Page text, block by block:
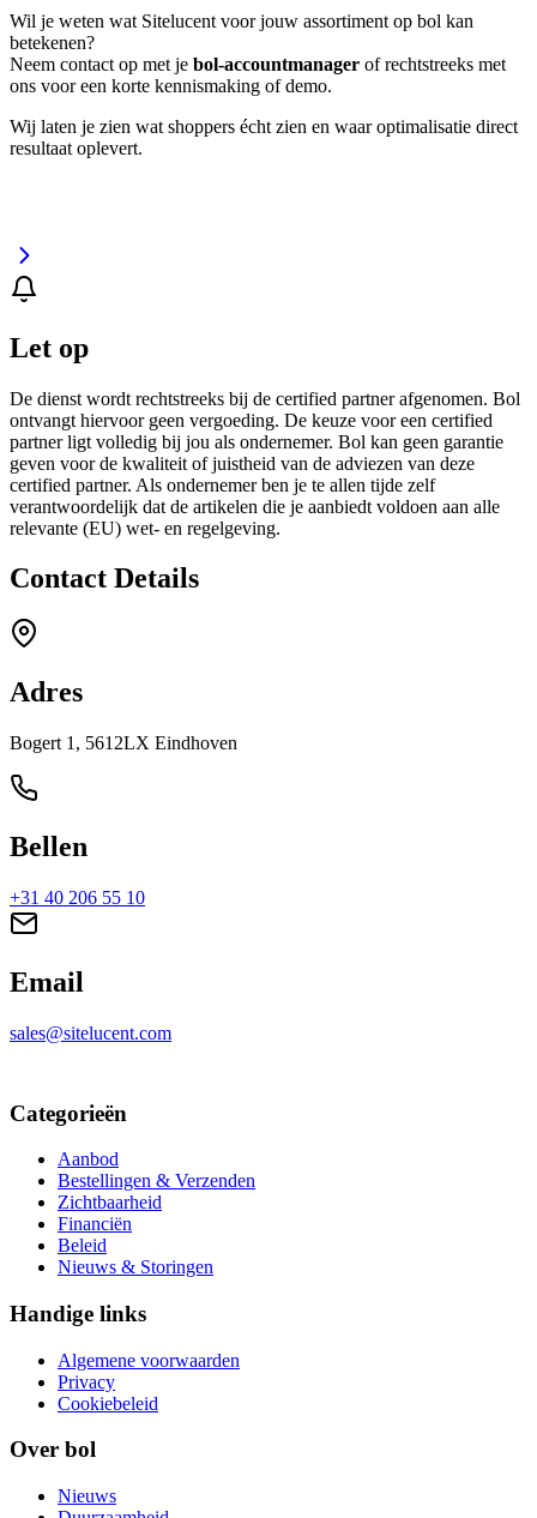
Wil je weten wat Sitelucent voor jouw assortiment op bol kan
betekenen?
Neem contact op met je bol-accountmanager of rechtstreeks met
ons voor een korte kennismaking of demo.
Wij laten je zien wat shoppers écht zien en waar optimalisatie direct
resultaat oplevert.
Let op
De dienst wordt rechtstreeks bij de certified partner afgenomen. Bol
ontvangt hiervoor geen vergoeding. De keuze voor een certified
partner ligt volledig bij jou als ondernemer. Bol kan geen garantie
geven voor de kwaliteit of juistheid van de adviezen van deze
certified partner. Als ondernemer ben je te allen tijde zelf
verantwoordelijk dat de artikelen die je aanbiedt voldoen aan alle
relevante (EU) wet- en regelgeving.
Contact Details
Adres
Bogert 1, 5612LX Eindhoven
Bellen
+31 40 206 55 10
Email
sales@sitelucent.com
Categorieën
Aanbod
Bestellingen & Verzenden
Zichtbaarheid
Financiën
Beleid
Nieuws & Storingen
Handige links
Algemene voorwaarden
Privacy
Cookiebeleid
Over bol
Nieuws